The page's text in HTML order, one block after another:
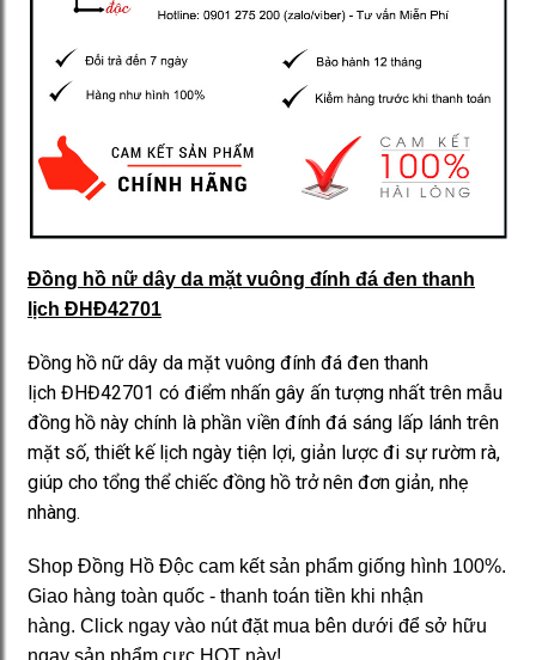
Đồng hồ nữ dây da mặt vuông đính đá đen thanh
lịch ĐHĐ42701
Đồng hồ nữ dây da mặt vuông đính đá đen thanh
lịch ĐHĐ42701 có điểm nhấn gây ấn tượng nhất trên mẫu
đồng hồ này chính là phần viền đính đá sáng lấp lánh trên
mặt số, thiết kế lịch ngày tiện lợi, giản lược đi sự rườm rà,
giúp cho tổng thể chiếc đồng hồ trở nên đơn giản, nhẹ
nhàng.
Shop Đồng Hồ Độc cam kết sản phẩm giống hình 100%.
Giao hàng toàn quốc - thanh toán tiền khi nhận
hàng. Click ngay vào nút đặt mua bên dưới để sở hữu
ngay sản phẩm cực HOT này!